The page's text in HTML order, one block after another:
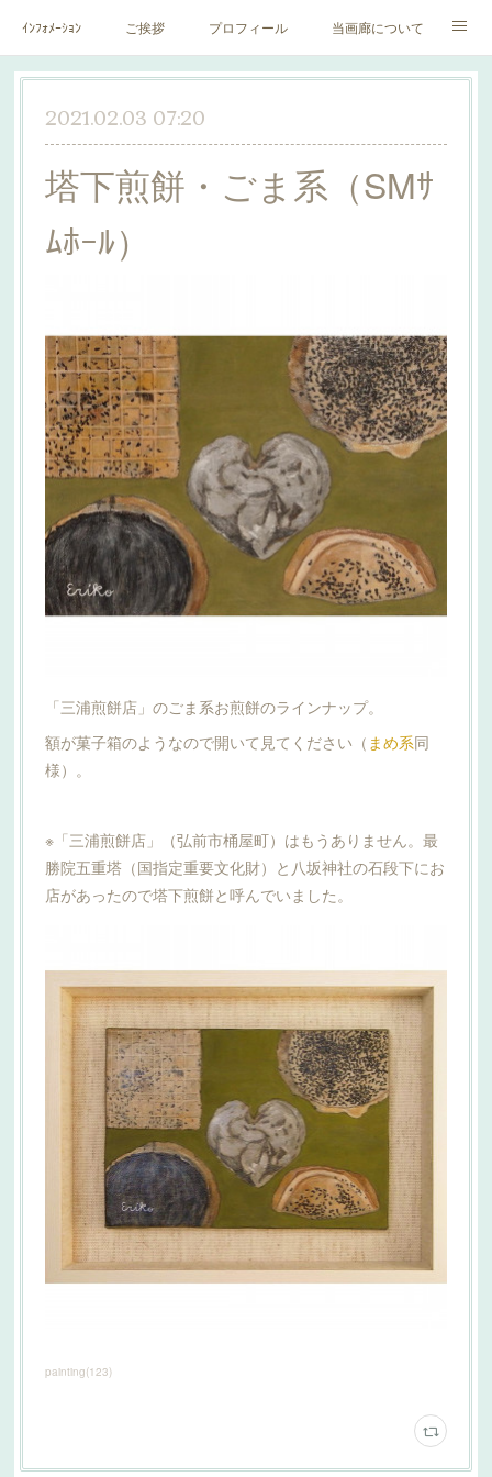
ｲﾝﾌｫﾒｰｼｮﾝ ご挨拶 プロフィール 当画廊について
作家一覧 絵里子画報
2021.02.03 07:20
塔下煎餅・ごま系（SMｻ
ﾑﾎｰﾙ）
「三浦煎餅店」のごま系お煎餅のラインナップ。
額が菓子箱のようなので開いて見てください（ まめ系同
様）。
※「三浦煎餅店」（弘前市桶屋町）はもうありません。最
勝院五重塔（国指定重要文化財）と八坂神社の石段下にお
店があったので塔下煎餅と呼んでいました。
painting(123)